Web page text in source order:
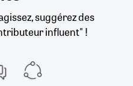
suggérez des
influent" !